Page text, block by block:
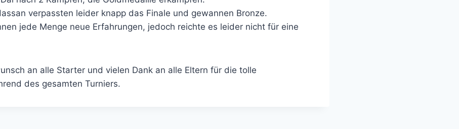
verpassten leider knapp das Finale und gewannen Bronze.
jede Menge neue Erfahrungen, jedoch reichte es leider nicht für eine
an alle Starter und vielen Dank an alle Eltern für die tolle
des gesamten Turniers.